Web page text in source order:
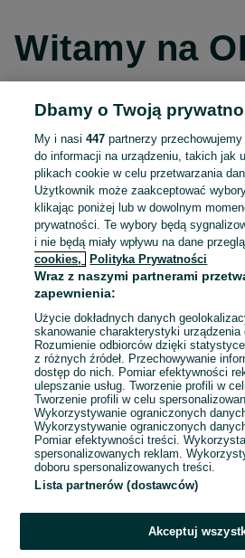
Witamy na
Kontynuuj przez
Kontynuuj przez
Kontynuuj przez
LUB
E-mail
Hasło
Dbamy o Twoją
My i nasi447 partnerzy
do informacji na urządzeniu, takich jak
plikach cookie w celu przetwarzania
Użytkownik może zaakceptować
klikając poniżej lub w dowolnym
prywatności. Te wybory będą
i nie będą miały wpływu na dane
cookies,
Polityka Prywatności
Wraz z naszymi partnerami
zapewnienia:
Użycie dokładnych danych
skanowanie charakterystyki urządzenia
Rozumienie odbiorców dzięki
z różnych źródeł. Przechowywanie
dostęp do nich. Pomiar efektywności
ulepszanie usług. Tworzenie profili w
Tworzenie profili w celu
Wykorzystywanie ograniczonych
Wykorzystywanie ograniczonych
Pomiar efektywności treści.
spersonalizowanych reklam.
doboru spersonalizowanych treści.
Lista partnerów (dostawców)
Akceptuj